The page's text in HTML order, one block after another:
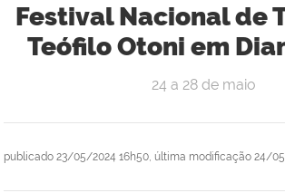
Festival Nacional de
Teófilo Otoni em
publicado 23/05/2024 16h50, última modificação 24/
24 a 28 de maio